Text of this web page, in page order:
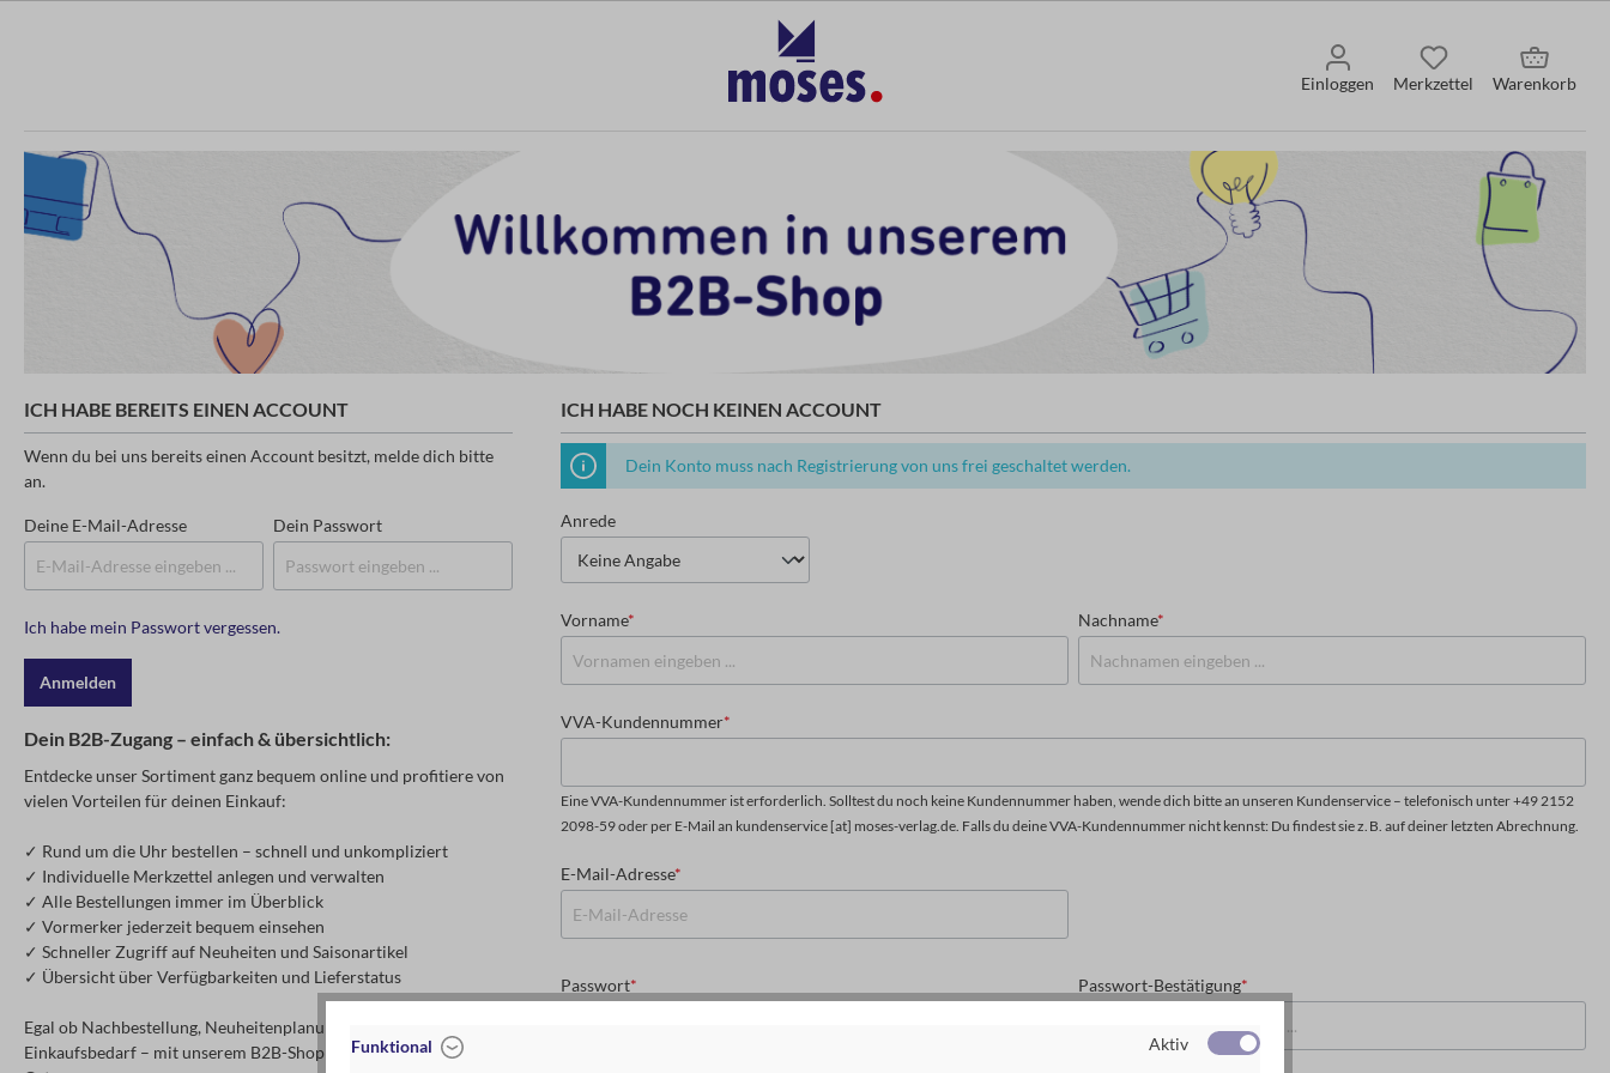
Einloggen Merkzettel Warenkorb
ICH HABE BEREITS EINEN ACCOUNT
Wenn du bei uns bereits einen Account besitzt, melde dich bitte
an.
Deine E-Mail-Adresse Dein Passwort
Ich habe mein Passwort vergessen.
Anmelden
Dein B2B-Zugang – einfach & übersichtlich:
Entdecke unser Sortiment ganz bequem online und profitiere von
vielen Vorteilen für deinen Einkauf:
✓ Rund um die Uhr bestellen – schnell und unkompliziert
✓ Individuelle Merkzettel anlegen und verwalten
✓ Alle Bestellungen immer im Überblick
✓ Vormerker jederzeit bequem einsehen
✓ Schneller Zugriff auf Neuheiten und Saisonartikel
✓ Übersicht über Verfügbarkeiten und Lieferstatus
Egal ob Nachbestellung, Neuheitenplanung oder spontaner
Einkaufsbedarf – mit unserem B2B-Shop hast du alles an einem
ICH HABE NOCH KEINEN ACCOUNT
Dein Konto muss nach Registrierung von uns frei geschaltet werden.
Anrede
Vorname* Nachname*
VVA-Kundennummer*
Eine VVA-Kundennummer ist erforderlich. Solltest du noch keine Kundennummer haben, wende dich bitte an unseren Kundenservice – telefonisch unter +49 2152
2098-59 oder per E-Mail an kundenservice [at] moses-verlag.de. Falls du deine VVA-Kundennummer nicht kennst: Du findest sie z. B. auf deiner letzten Abrechnung.
E-Mail-Adresse*
Passwort* Passwort-Bestätigung*
Funktional Aktiv